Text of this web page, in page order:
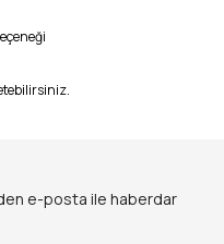
e-posta ile haberdar